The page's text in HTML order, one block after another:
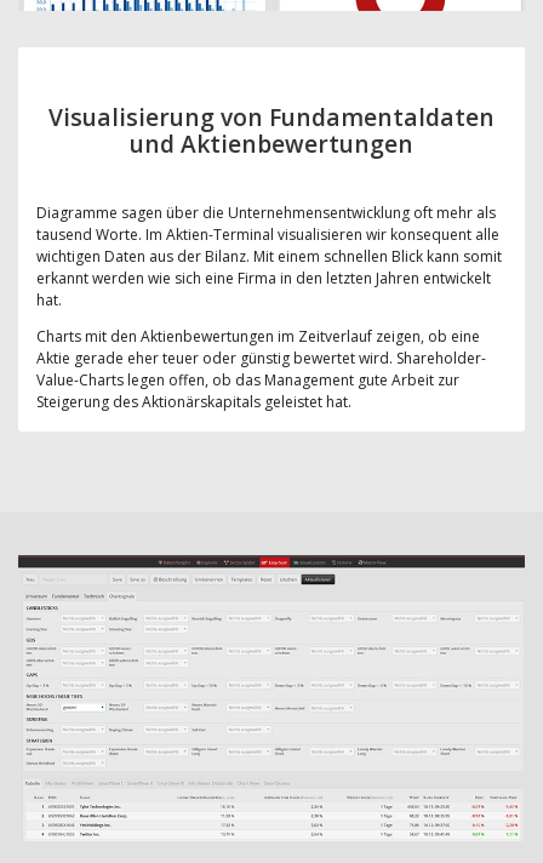
Visualisierung von Fundamentaldaten
und Aktienbewertungen
Diagramme sagen über die Unternehmensentwicklung oft mehr als
tausend Worte. Im Aktien-Terminal visualisieren wir konsequent alle
wichtigen Daten aus der Bilanz. Mit einem schnellen Blick kann somit
erkannt werden wie sich eine Firma in den letzten Jahren entwickelt
hat.
Charts mit den Aktienbewertungen im Zeitverlauf zeigen, ob eine
Aktie gerade eher teuer oder günstig bewertet wird. Shareholder-
Value-Charts legen offen, ob das Management gute Arbeit zur
Steigerung des Aktionärskapitals geleistet hat.